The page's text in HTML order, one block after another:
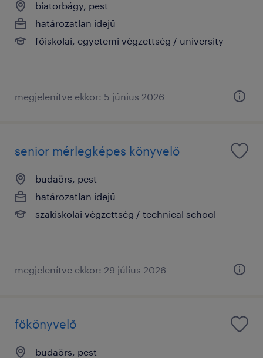
biatorbágy, pest
határozatlan idejű
főiskolai, egyetemi végzettség / university
megjelenítve ekkor: 5 június 2026
senior mérlegképes könyvelő
budaörs, pest
határozatlan idejű
szakiskolai végzettség / technical school
megjelenítve ekkor: 29 július 2026
főkönyvelő
budaörs, pest